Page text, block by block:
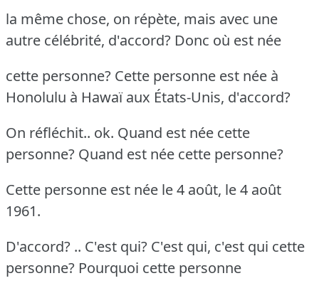
la même chose, on répète, mais avec une
autre célébrité, d'accord? Donc où est née
cette personne? Cette personne est née à
Honolulu à Hawaï aux États-Unis, d'accord?
On réfléchit.. ok. Quand est née cette
personne? Quand est née cette personne?
Cette personne est née le 4 août, le 4 août
1961.
D'accord? .. C'est qui? C'est qui, c'est qui cette
personne? Pourquoi cette personne